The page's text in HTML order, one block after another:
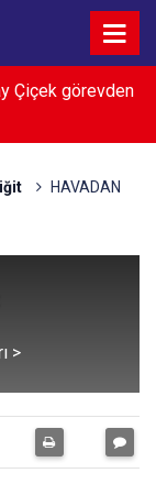
Çiçek görevden
HAVADAN
>